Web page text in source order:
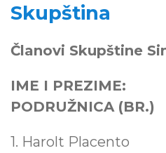
sindikata
Skupština
Članovi Skupštine
IME I
PODRUŽNICA (BR.)
1. Harolt